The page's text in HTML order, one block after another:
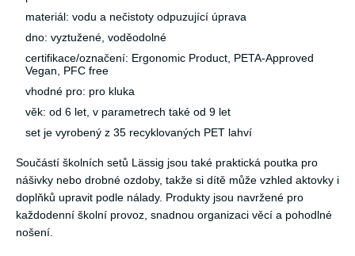
materiál: vodu a nečistoty odpuzující úprava
dno: vyztužené, voděodolné
certifikace/označení: Ergonomic Product, PETA-Approved
Vegan, PFC free
vhodné pro: pro kluka
věk: od 6 let, v parametrech také od 9 let
set je vyrobený z 35 recyklovaných PET lahví
Součástí školních setů Lässig jsou také praktická poutka pro
nášivky nebo drobné ozdoby, takže si dítě může vzhled aktovky i
doplňků upravit podle nálady. Produkty jsou navržené pro
každodenní školní provoz, snadnou organizaci věcí a pohodlné
nošení.